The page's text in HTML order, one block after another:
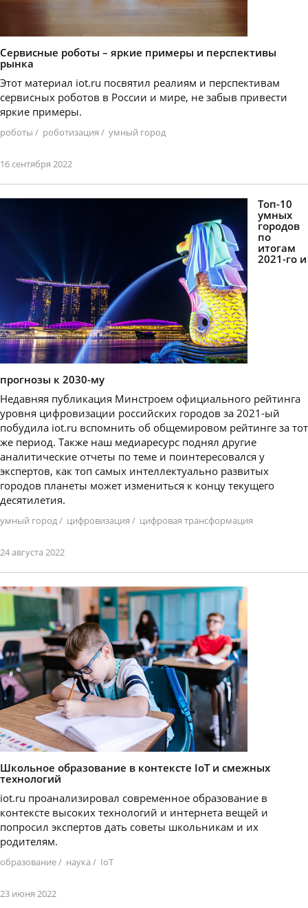
Сервисные роботы – яркие примеры и перспективы
рынка
Этот материал iot.ru посвятил реалиям и перспективам
сервисных роботов в России и мире, не забыв привести
яркие примеры.
роботы / роботизация / умный город
16 сентября 2022
Топ-10
умных
городов
по
итогам
2021-го и
прогнозы к 2030-му
Недавняя публикация Минстроем официального рейтинга
уровня цифровизации российских городов за 2021-ый
побудила iot.ru вспомнить об общемировом рейтинге за тот
же период. Также наш медиаресурс поднял другие
аналитические отчеты по теме и поинтересовался у
экспертов, как топ самых интеллектуально развитых
городов планеты может измениться к концу текущего
десятилетия.
умный город/ цифровизация / цифровая трансформация
24 августа 2022
Школьное образование в контексте IoT и смежных
технологий
iot.ru проанализировал современное образование в
контексте высоких технологий и интернета вещей и
попросил экспертов дать советы школьникам и их
родителям.
образование/ наука / IoT
23 июня 2022